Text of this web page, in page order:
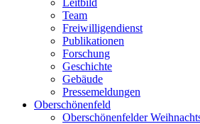
Leitbild
Team
Freiwilligendienst
Publikationen
Forschung
Geschichte
Gebäude
Pressemeldungen
Oberschönenfeld
Oberschönenfelder